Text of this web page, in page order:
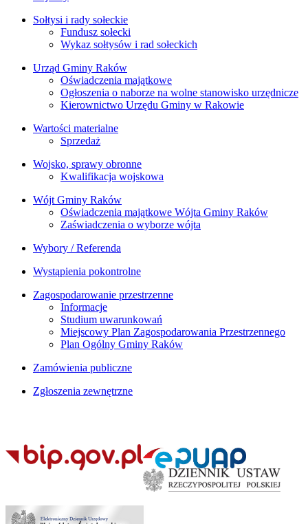
Sołtysi i rady sołeckie
Fundusz sołecki
Wykaz sołtysów i rad sołeckich
Urząd Gminy Raków
Oświadczenia majątkowe
Ogłoszenia o naborze na wolne stanowisko urzędnicze
Kierownictwo Urzędu Gminy w Rakowie
Wartości materialne
Sprzedaż
Wojsko, sprawy obronne
Kwalifikacja wojskowa
Wójt Gminy Raków
Oświadczenia majątkowe Wójta Gminy Raków
Zaświadczenia o wyborze wójta
Wybory / Referenda
Wystąpienia pokontrolne
Zagospodarowanie przestrzenne
Informacje
Studium uwarunkowań
Miejscowy Plan Zagospodarowania Przestrzennego
Plan Ogólny Gminy Raków
Zamówienia publiczne
Zgłoszenia zewnętrzne